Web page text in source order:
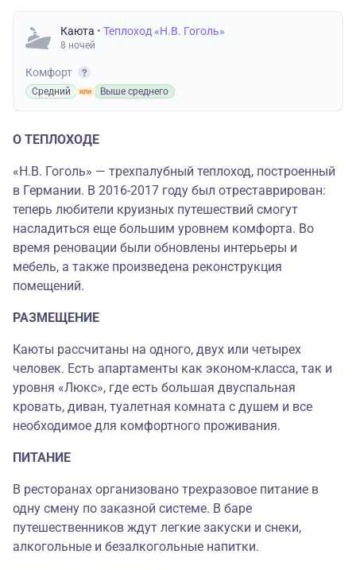
Каюта • Теплоход «Н.В. Гоголь»
8 ночей
Комфорт
Средний Выше среднего
О ТЕПЛОХОДЕ
«Н.В. Гоголь» — трехпалубный теплоход, построенный
в Германии. В 2016-2017 году был отреставрирован:
теперь любители круизных путешествий смогут
насладиться еще большим уровнем комфорта. Во
время реновации были обновлены интерьеры и
мебель, а также произведена реконструкция
помещений.
РАЗМЕЩЕНИЕ
Каюты рассчитаны на одного, двух или четырех
человек. Есть апартаменты как эконом-класса, так и
уровня «Люкс», где есть большая двуспальная
кровать, диван, туалетная комната с душем и все
необходимое для комфортного проживания.
ПИТАНИЕ
В ресторанах организовано трехразовое питание в
одну смену по заказной системе. В баре
путешественников ждут легкие закуски и снеки,
алкогольные и безалкогольные напитки.